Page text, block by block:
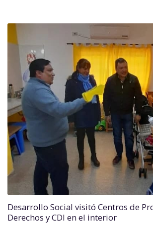
Desarrollo Social visitó Centros de
Derechos y CDI en el interior